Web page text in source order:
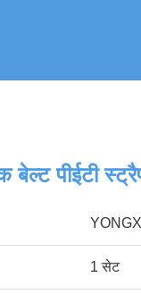
बेल्ट पीईटी
1 सेट